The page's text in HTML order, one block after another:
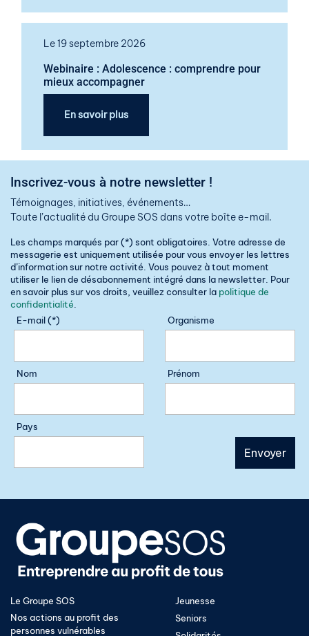
Le 19 septembre 2026
Webinaire : Adolescence : comprendre pour
mieux accompagner
En savoir plus
Inscrivez-vous à notre newsletter !
Témoignages, initiatives, événements…
Toute l’actualité du Groupe SOS dans votre boîte e-mail.
Les champs marqués par (*) sont obligatoires. Votre adresse de
messagerie est uniquement utilisée pour vous envoyer les lettres
d’information sur notre activité. Vous pouvez à tout moment
utiliser le lien de désabonnement intégré dans la newsletter. Pour
en savoir plus sur vos droits, veuillez consulter la politique de
confidentialité
E-mail (*)
Organisme
Nom Prénom
Pays
Le Groupe SOS
Nos actions au profit des
personnes vulnérables
Jeunesse
Seniors